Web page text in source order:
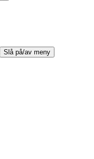
Slå på/av meny